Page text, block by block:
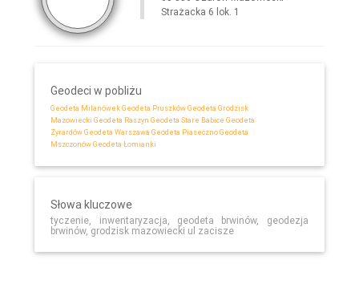
Strażacka 6 lok. 1
Geodeci w pobliżu
Geodeta Milanówek Geodeta Pruszków Geodeta Grodzisk
Mazowiecki Geodeta Raszyn Geodeta Stare Babice Geodeta
Żyrardów Geodeta Warszawa Geodeta Piaseczno Geodeta
Mszczonów Geodeta Łomianki
Słowa kluczowe
tyczenie, inwentaryzacja, geodeta brwinów, geodezja
brwinów, grodzisk mazowiecki ul zacisze